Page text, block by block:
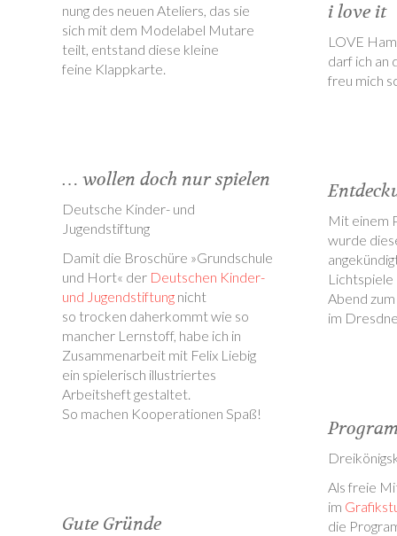
nung des neuen Ateliers, das sie
sich mit dem Modelabel Mutare
teilt, entstand diese kleine
feine Klappkarte.
… wollen doch nur spielen
Deutsche Kinder- und
Jugendstiftung
Damit die Broschüre »Grundschule
und Hort« der Deutschen Kinder-
und Jugendstiftung nicht
so trocken daherkommt wie so
mancher Lernstoff, habe ich in
Zusammenarbeit mit Felix Liebig
ein spielerisch illustriertes
Arbeitsheft gestaltet.
So machen Kooperationen Spaß!
Gute Gründe
i love it
LOVE
darf ich an
freu mich
Mit einem
wurde
Lichtspiele
Abend
im
Als freie
im
die